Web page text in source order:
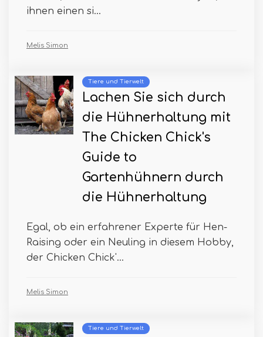
ihnen einen si...
Melis Simon
Tiere und Tierwelt
Lachen Sie sich durch
die Hühnerhaltung mit
The Chicken Chick's
Guide to
Gartenhühnern durch
die Hühnerhaltung
Egal, ob ein erfahrener Experte für Hen-
Raising oder ein Neuling in diesem Hobby,
der Chicken Chick'...
Melis Simon
Tiere und Tierwelt